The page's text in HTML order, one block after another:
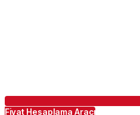
Fiyat Hesaplama Aracı